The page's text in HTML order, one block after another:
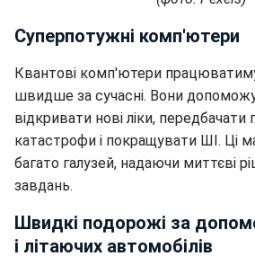
Суперпотужні комп'ютери
Квантові комп'ютери
швидше за сучасні. Вони
відкривати нові ліки, передбачати
катастрофи і покращувати ШІ. Ці
багато галузей, надаючи миттєві
завдань.
Швидкі подорожі за
і літаючих автомобілів